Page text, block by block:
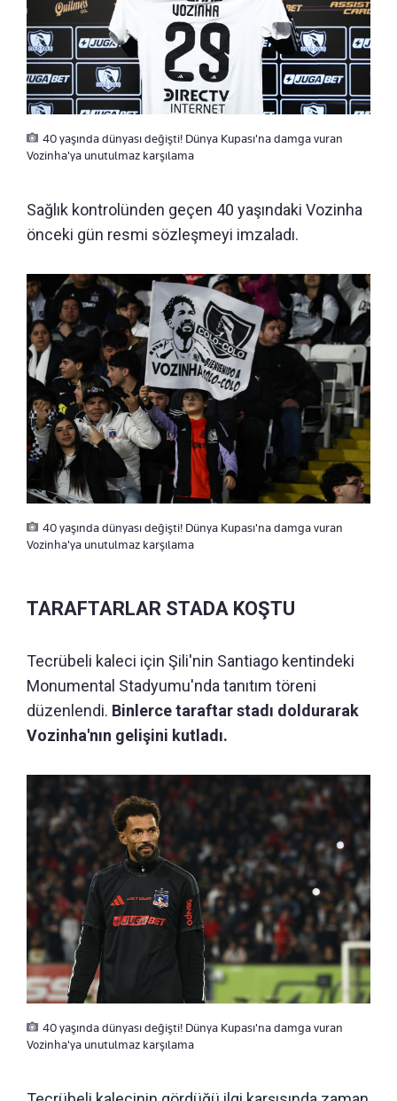
40 yaşında dünyası değişti! Dünya Kupası'na damga vuran
Vozinha'ya unutulmaz karşılama
Sağlık kontrolünden geçen 40 yaşındaki Vozinha
önceki gün resmi sözleşmeyi imzaladı.
40 yaşında dünyası değişti! Dünya Kupası'na damga vuran
Vozinha'ya unutulmaz karşılama
TARAFTARLAR STADA KOŞTU
Tecrübeli kaleci için Şili'nin Santiago kentindeki
Monumental Stadyumu'nda tanıtım töreni
düzenlendi. Binlerce taraftar stadı doldurarak
Vozinha'nın gelişini kutladı.
40 yaşında dünyası değişti! Dünya Kupası'na damga vuran
Vozinha'ya unutulmaz karşılama